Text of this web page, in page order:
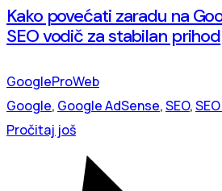
Kako povećati zaradu na
SEO vodič za stabilan prihod
GoogleProWeb
Google, Google AdSense,SEO,
Pročitaj još